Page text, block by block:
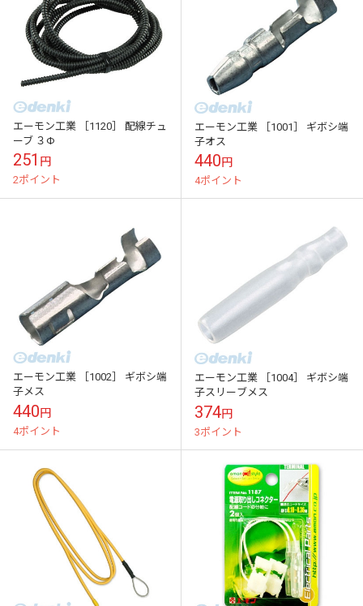
エーモン工業 ［1120］ 配線チュ
ーブ ３Φ
251 円
2ポイント
エーモン工業 ［1001］ ギボシ端
子オス
440円
4ポイント
エーモン工業 ［1002］ ギボシ端
子メス
440円
4ポイント
エーモン工業 ［1004］ ギボシ端
子スリーブメス
374円
3ポイント